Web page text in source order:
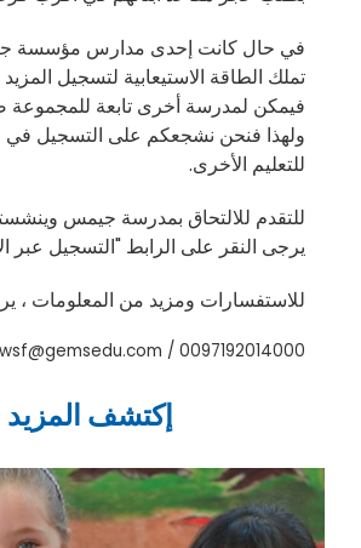
في حال كانت إحدى مدارس مؤسسة
تملك الطاقة الاستيعابية لتسجيل
فيمكن لمدرسة أخرى تابعة للمجموعة
ولهذا فنحن نشجعكم على التسجيل
للتعليم الأخرى.
للتقدم للالتحاق بمدرسة جيمس
يرجى النقر على الرابط "التسجيل عبر
للاستفسارات ومزيد من المعلومات ،
0097192014000 /
إكتشف المزيد